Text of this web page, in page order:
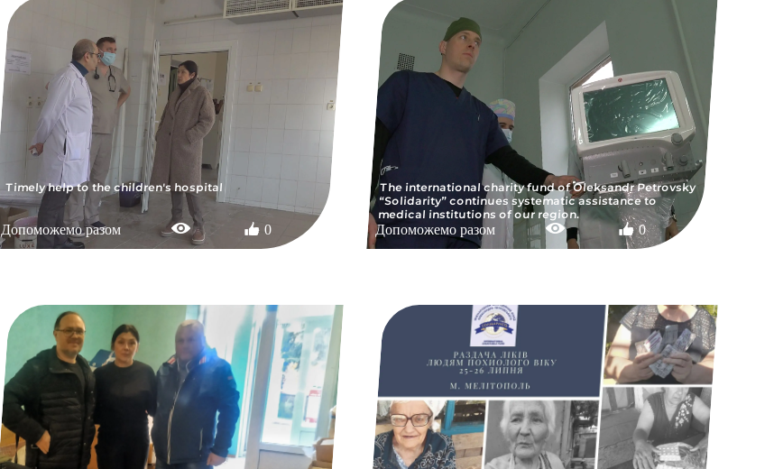
Timely help to the children's hospital
Допоможемо разом 0
The international charity fund of Oleksandr Petrovsky
“Solidarity” continues systematic assistance to
medical institutions of our region.
Допоможемо разом 0